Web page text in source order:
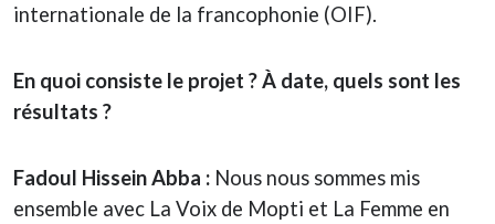
internationale de la francophonie (OIF).
En quoi consiste le projet ? À date, quels sont les
résultats ?
Fadoul Hissein Abba : Nous nous sommes mis
ensemble avec La Voix de Mopti et La Femme en